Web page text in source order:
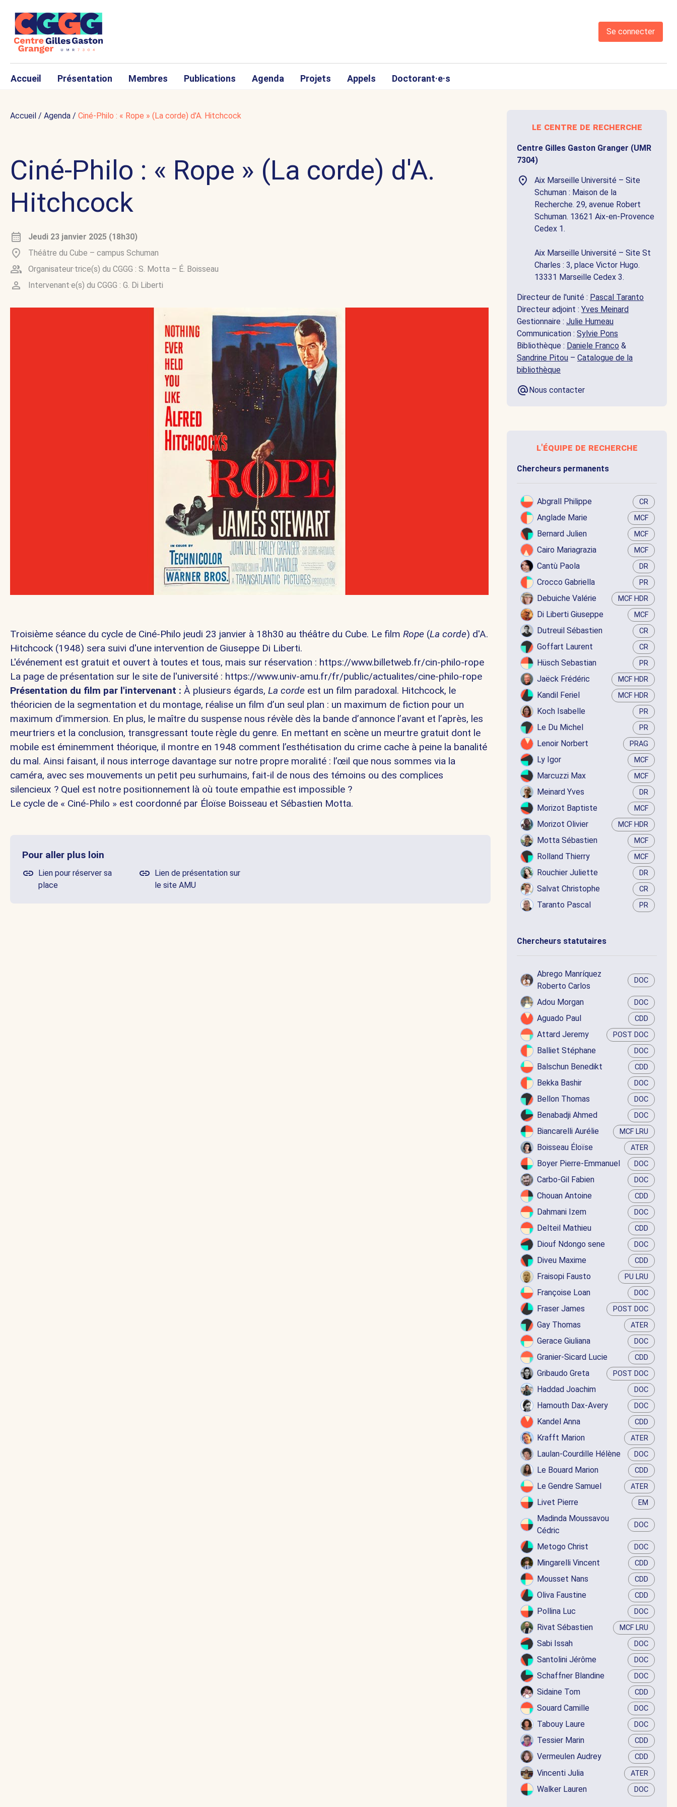
Se connecter
Accueil Présentation Membres Publications Agenda Projets Appels Doctorant·e·s
Accueil / Agenda / Ciné-Philo : « Rope » (La corde) d'A. Hitchcock
Ciné-Philo : « Rope » (La corde) d'A.
Hitchcock
Jeudi 23 janvier 2025 (18h30)
Théâtre du Cube – campus Schuman
Organisateur·trice(s) du CGGG : S. Motta – É. Boisseau
Intervenant·e(s) du CGGG : G. Di Liberti
Troisième séance du cycle de Ciné-Philo jeudi 23 janvier à 18h30 au théâtre du Cube. Le film Rope (La corde) d'A.
Hitchcock (1948) sera suivi d'une intervention de Giuseppe Di Liberti.
L'événement est gratuit et ouvert à toutes et tous, mais sur réservation : https://www.billetweb.fr/cin-philo-rope
La page de présentation sur le site de l'université : https://www.univ-amu.fr/fr/public/actualites/cine-philo-rope
Présentation du film par l'intervenant : À plusieurs égards, La corde est un film paradoxal. Hitchcock, le
théoricien de la segmentation et du montage, réalise un film d’un seul plan : un maximum de fiction pour un
maximum d’immersion. En plus, le maître du suspense nous révèle dès la bande d’annonce l’avant et l’après, les
meurtriers et la conclusion, transgressant toute règle du genre. En mettant en scène un meurtre gratuit dont le
mobile est éminemment théorique, il montre en 1948 comment l’esthétisation du crime cache à peine la banalité
du mal. Ainsi faisant, il nous interroge davantage sur notre propre moralité : l’œil que nous sommes via la
caméra, avec ses mouvements un petit peu surhumains, fait-il de nous des témoins ou des complices
silencieux ? Quel est notre positionnement là où toute empathie est impossible ?
Le cycle de « Ciné-Philo » est coordonné par Éloïse Boisseau et Sébastien Motta.
Pour aller plus loin
Lien pour réserver sa
place
Lien de présentation sur
le site AMU
le centre de recherche
Centre Gilles Gaston Granger (UMR
7304)
Aix Marseille Université – Site
Schuman : Maison de la
Recherche. 29, avenue Robert
Schuman. 13621 Aix-en-Provence
Cedex 1.
Aix Marseille Université – Site St
Charles : 3, place Victor Hugo.
13331 Marseille Cedex 3.
Directeur de l'unité : Pascal Taranto
Directeur adjoint : Yves Meinard
Gestionnaire : Julie Humeau
Communication : Sylvie Pons
Bibliothèque : Daniele Franco &
Sandrine Pitou – Catalogue de la
bibliothèque
Nous contacter
l'équipe de recherche
Chercheurs permanents
Abgrall Philippe CR
Anglade Marie MCF
Bernard Julien MCF
Cairo Mariagrazia MCF
Cantù Paola DR
Crocco Gabriella PR
Debuiche Valérie MCF HDR
Di Liberti Giuseppe MCF
Dutreuil Sébastien CR
Goffart Laurent CR
Hüsch Sebastian PR
Jaëck Frédéric MCF HDR
Kandil Feriel MCF HDR
Koch Isabelle PR
Le Du Michel PR
Lenoir Norbert PRAG
Ly Igor MCF
Marcuzzi Max MCF
Meinard Yves DR
Morizot Baptiste MCF
Morizot Olivier MCF HDR
Motta Sébastien MCF
Rolland Thierry MCF
Rouchier Juliette DR
Salvat Christophe CR
Taranto Pascal PR
Chercheurs statutaires
Abrego Manríquez
Roberto Carlos
DOC
Adou Morgan DOC
Aguado Paul CDD
Attard Jeremy POST DOC
Balliet Stéphane DOC
Balschun Benedikt CDD
Bekka Bashir DOC
Bellon Thomas DOC
Benabadji Ahmed DOC
Biancarelli Aurélie MCF LRU
Boisseau Éloïse ATER
Boyer Pierre-Emmanuel DOC
Carbo-Gil Fabien DOC
Chouan Antoine CDD
Dahmani Izem DOC
Delteil Mathieu CDD
Diouf Ndongo sene DOC
Diveu Maxime CDD
Fraisopi Fausto PU LRU
Françoise Loan DOC
Fraser James POST DOC
Gay Thomas ATER
Gerace Giuliana DOC
Granier-Sicard Lucie CDD
Gribaudo Greta POST DOC
Haddad Joachim DOC
Hamouth Dax-Avery DOC
Kandel Anna CDD
Krafft Marion ATER
Laulan-Courdille Hélène DOC
Le Bouard Marion CDD
Le Gendre Samuel ATER
Livet Pierre EM
Madinda Moussavou
Cédric
DOC
Metogo Christ DOC
Mingarelli Vincent CDD
Mousset Nans CDD
Oliva Faustine CDD
Pollina Luc DOC
Rivat Sébastien MCF LRU
Sabi Issah DOC
Santolini Jérôme DOC
Schaffner Blandine DOC
Sidaine Tom CDD
Souard Camille DOC
Tabouy Laure DOC
Tessier Marin CDD
Vermeulen Audrey CDD
Vincenti Julia ATER
Walker Lauren DOC